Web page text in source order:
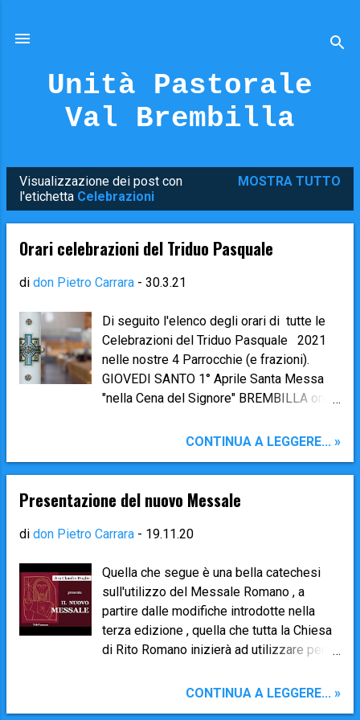
Unità Pastorale
Val Brembilla
o
Visualizzazione dei post con
l'etichetta Celebrazioni
MOSTRA TUTTO
Orari celebrazioni del Triduo Pasquale
di don Pietro Carrara - 30.3.21
Di seguito l'elenco degli orari di tutte le
Celebrazioni del Triduo Pasquale 2021
nelle nostre 4 Parrocchie (e frazioni).
GIOVEDI SANTO 1° Aprile Santa Messa
"nella Cena del Signore" BREMBILLA ore
20.00 SANT'ANTONIO ABBANDONATO
Passione del Signore BREMBILLA ore
15.00 Via Crucis ore 20.00 Actio liturgica
15.00 Actio liturgica nella Passione del
GEROSA ore 16.00 Via Crucis ore 20.00
Actio liturgica nella Passione del
Signore SANT'ANTONIO ABBANDONATO
ore 17.30 Actio liturgica nella Passione
del Signore SABATO SANTO 3 Aprile
20.00 LAXOLO ore 20.00 GEROSA ore
CONTINUA A LEGGERE... »
Presentazione del nuovo Messale
di don Pietro Carrara - 19.11.20
Quella che segue è una bella catechesi
sull'utilizzo del Messale Romano , a
partire dalle modifiche introdotte nella
terza edizione , quella che tutta la Chiesa
di Rito Romano inizierà ad utilizzare per le
Domenica di Avvento di quest'anno (29
CONTINUA A LEGGERE... »